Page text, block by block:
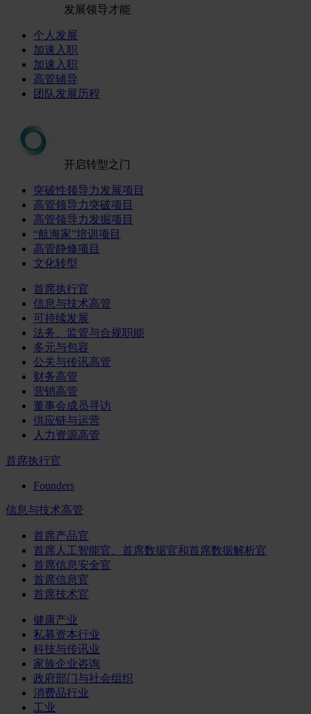
发展领导才能
个人发展
加速入职
加速入职
高管辅导
团队发展历程
开启转型之门
突破性领导力发展项目
高管领导力突破项目
高管领导力发掘项目
“航海家”培训项目
高管静修项目
文化转型
首席执行官
信息与技术高管
可持续发展
法务、监管与合规职能
多元与包容
公关与传讯高管
财务高管
营销高管
董事会成员寻访
供应链与运营
人力资源高管
首席执行官
Founders
信息与技术高管
首席产品官
首席人工智能官、首席数据官和首席数据解析官
首席信息安全官
首席信息官
首席技术官
健康产业
私募资本行业
科技与传讯业
家族企业咨询
政府部门与社会组织
消费品行业
工业